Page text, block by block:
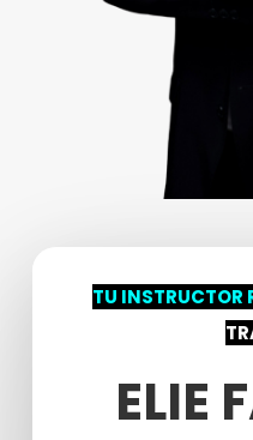
TU INSTRUCTOR
ELIE